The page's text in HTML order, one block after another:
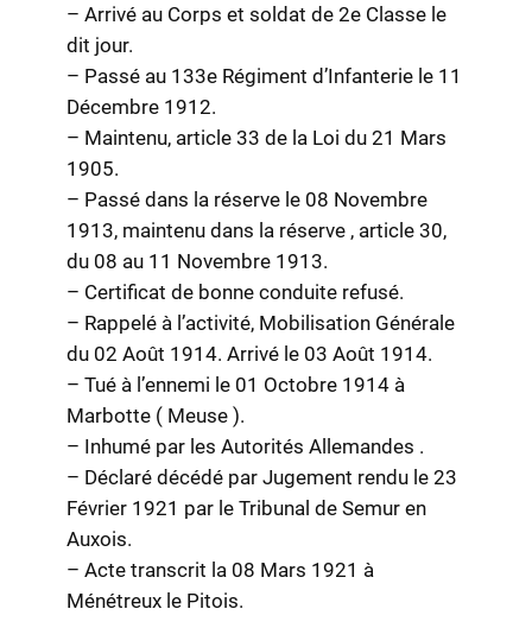
– Arrivé au Corps et soldat de 2e Classe le
dit jour.
– Passé au 133e Régiment d’Infanterie le 11
Décembre 1912.
– Maintenu, article 33 de la Loi du 21 Mars
1905.
– Passé dans la réserve le 08 Novembre
1913, maintenu dans la réserve , article 30,
du 08 au 11 Novembre 1913.
– Certificat de bonne conduite refusé.
– Rappelé à l’activité, Mobilisation Générale
du 02 Août 1914. Arrivé le 03 Août 1914.
– Tué à l’ennemi le 01 Octobre 1914 à
Marbotte ( Meuse ).
– Inhumé par les Autorités Allemandes .
– Déclaré décédé par Jugement rendu le 23
Février 1921 par le Tribunal de Semur en
Auxois.
– Acte transcrit la 08 Mars 1921 à
Ménétreux le Pitois.